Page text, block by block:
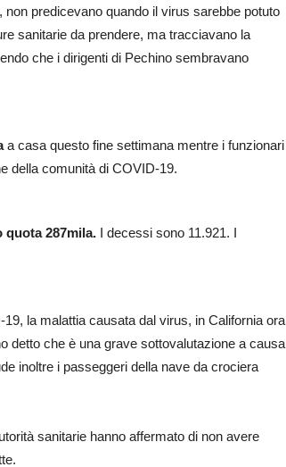
predicevano quando il virus sarebbe potuto
sanitarie da prendere, ma tracciavano la
che i dirigenti di Pechino sembravano
a casa questo fine settimana mentre i funzionari
della comunità di COVID-19.
quota 287mila. I decessi sono 11.921. I
la malattia causata dal virus, in California ora
detto che è una grave sottovalutazione a causa
inoltre i passeggeri della nave da crociera
sanitarie hanno affermato di non avere